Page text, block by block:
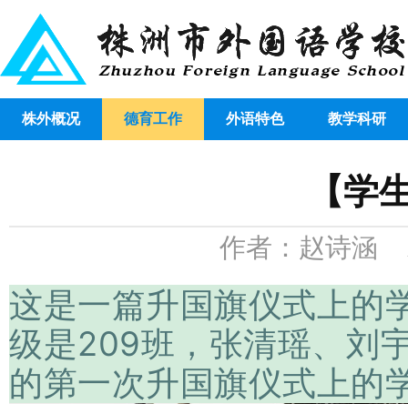
株外概况 德育工作 外语特色 教学科研
【学
作者：赵诗涵
这是一篇升国旗仪式上的
级是209班，张清瑶、刘
的第一次升国旗仪式上的